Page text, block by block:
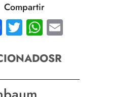
Compartir
Facebook
TwitterWhatsApp